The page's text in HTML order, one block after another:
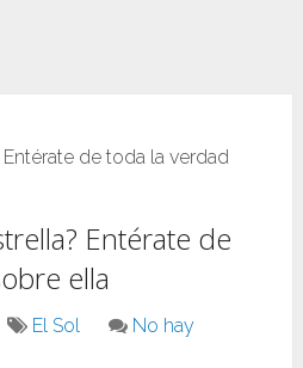
de toda la verdad
Entérate de
ella
El Sol
No hay